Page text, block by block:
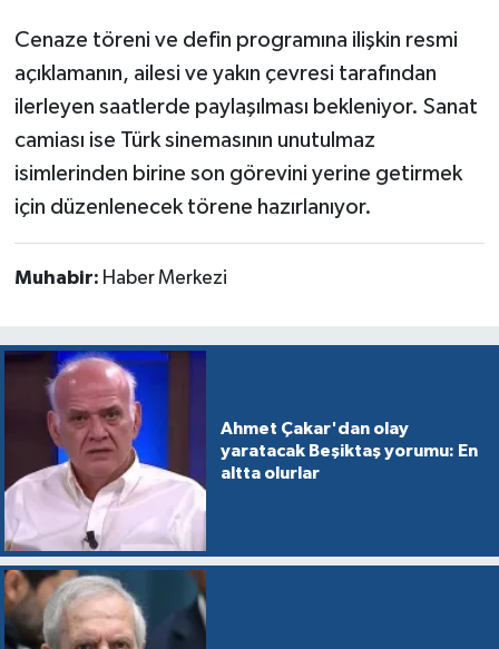
Cenaze töreni ve defin programına ilişkin resmi
açıklamanın, ailesi ve yakın çevresi tarafından
ilerleyen saatlerde paylaşılması bekleniyor. Sanat
camiası ise Türk sinemasının unutulmaz
isimlerinden birine son görevini yerine getirmek
için düzenlenecek törene hazırlanıyor.
Muhabir: Haber Merkezi
Ahmet Çakar'dan olay
yaratacak Beşiktaş yorumu: En
altta olurlar